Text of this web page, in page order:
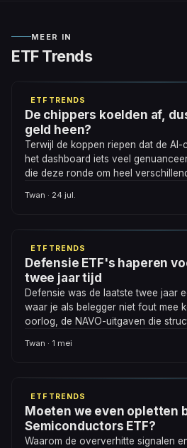
MEER IN
ETF Trends
ETF TRENDS
De chippers koelden af,
geld heen?
Terwijl de koppen riepen dat de
het dashboard iets veel
die deze ronde om heel
Twan · 24 jul.
ETF TRENDS
Defensie ETF's haperen
twee jaar tijd
Defensie was de laatste twee jaar
waar je als belegger niet fout mee
oorlog, de NAVO-uitgaven die
veiligheidsgebied. Is de rek er nu uit?
Twan · 1 mei
ETF TRENDS
Moeten we even opletten
Semiconductors ETF?
Waarom de oververhitte signalen